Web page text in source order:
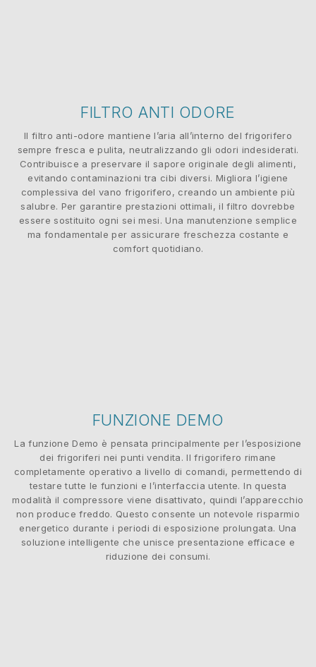
FILTRO ANTI ODORE
Il filtro anti-odore mantiene l’aria all’interno del frigorifero
sempre fresca e pulita, neutralizzando gli odori indesiderati.
Contribuisce a preservare il sapore originale degli alimenti,
evitando contaminazioni tra cibi diversi. Migliora l’igiene
complessiva del vano frigorifero, creando un ambiente più
salubre. Per garantire prestazioni ottimali, il filtro dovrebbe
essere sostituito ogni sei mesi. Una manutenzione semplice
ma fondamentale per assicurare freschezza costante e
comfort quotidiano.
FUNZIONE DEMO
La funzione Demo è pensata principalmente per l’esposizione
dei frigoriferi nei punti vendita. Il frigorifero rimane
completamente operativo a livello di comandi, permettendo di
testare tutte le funzioni e l’interfaccia utente. In questa
modalità il compressore viene disattivato, quindi l’apparecchio
non produce freddo. Questo consente un notevole risparmio
energetico durante i periodi di esposizione prolungata. Una
soluzione intelligente che unisce presentazione efficace e
riduzione dei consumi.